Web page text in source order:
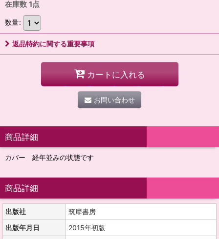
在庫数 1点
数量:
返品特約に関する重要事項
カートに入れる
お問い合わせ
商品詳細
カバー 経年並みの状態です
商品詳細
出版社
筑摩書房
出版年月日
2015年初版